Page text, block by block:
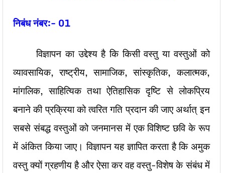
निबंध नंबर:- 01
विज्ञापन का उद्देश्य है कि किसी वस्तु या वस्तुओं को
व्यावसायिक, राष्ट्रीय, सामाजिक, सांस्कृतिक, कलात्मक,
मांगलिक, साहित्यिक तथा ऐतिहासिक दृष्टि से लोकप्रिय
बनाने की प्रक्रिया को त्वरित गति प्रदान की जाए अर्थात् इन
सबसे संबद्ध वस्तुओं को जनमानस में एक विशिष्ट छवि के रूप
में अंकित किया जाए। विज्ञापन यह ज्ञापित करता है कि अमुक
वस्तु क्यों ग्रहणीय है और ऐसा कर वह वस्तु-विशेष के संबंध में